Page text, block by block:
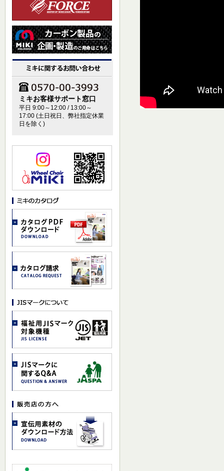
ミキお客様サポート窓口
平日 9:00～12:00 / 13:00～
17:00 (土日祝日、弊社指定休業
日を除く)